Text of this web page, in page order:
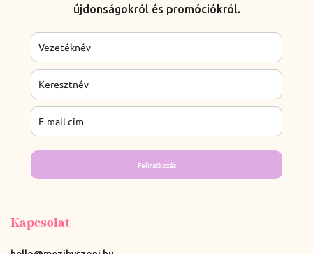
újdonságokról és promóciókról.
Feliratkozás
Kapcsolat